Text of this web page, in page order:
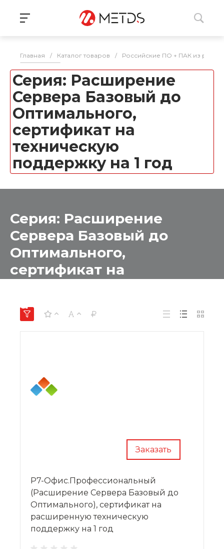
Главная / Каталог товаров / Российские ПО + ПАК из
Серия: Расширение
Сервера Базовый до
Оптимального,
сертификат на
техническую
поддержку на 1 год
Серия: Расширение
Сервера Базовый до
Оптимального,
сертификат на
на 1 год
Заказать
Р7-Офис.Профессиональный
(Расширение Сервера Базовый до
Оптимального), сертификат на
расширенную техническую
поддержку на 1 год